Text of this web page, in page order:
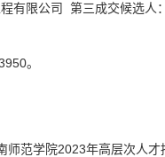
有限公司 第三成交候选人
。
师范学院2023年高层次人才